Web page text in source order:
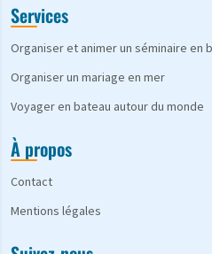
Services
Organiser et animer un séminaire en
Organiser un mariage en mer
Voyager en bateau autour du monde
À propos
Contact
Mentions légales